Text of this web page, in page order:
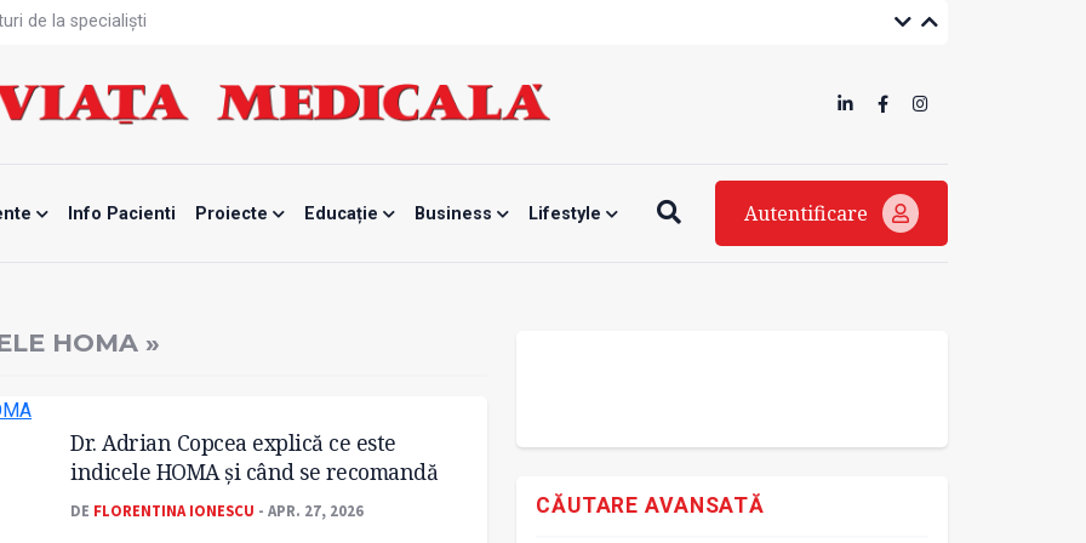
de la specialiști
vaccin împotriva tulpinei Bundibugyo a virusului Ebola
mamei și copilului
Info Pacienti Proiecte Educație Business Lifestyle Autentificare
HOMA »
Dr. Adrian Copcea explică ce este
indicele HOMA și când se recomandă
DE FLORENTINA IONESCU - APR. 27, 2026 CĂUTARE AVANSATĂ